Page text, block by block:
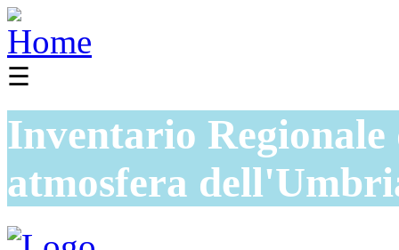
☰
Inventario
atmosfera